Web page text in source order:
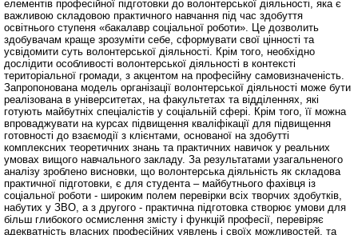
елементів професійної підготовки до волонтерської діяльності, яка є
важливою складовою практичного навчання під час здобуття
освітнього ступеня «бакалавр соціальної роботи». Це дозволить
здобувачам краще зрозуміти себе, сформувати свої цінності та
усвідомити суть волонтерської діяльності. Крім того, необхідно
дослідити особливості волонтерської діяльності в контексті
територіальної громади, з акцентом на професійну самовизначеність.
Запропонована модель організації волонтерської діяльності може бути
реалізована в університетах, на факультетах та відділеннях, які
готують майбутніх спеціалістів у соціальній сфері. Крім того, її можна
впроваджувати на курсах підвищення кваліфікації для підвищення
готовності до взаємодії з клієнтами, основаної на здобутті
комплексних теоретичних знань та практичних навичок у реальних
умовах вищого навчального закладу. За результатами узагальненого
аналізу зроблено висновки, що волонтерська діяльність як складова
практичної підготовки, є для студента – майбутнього фахівця із
соціальної роботи - широким полем перевірки всіх творчих здобутків,
набутих у ЗВО, а з другого - практична підготовка створює умови для
більш глибокого осмислення змісту і функцій професії, перевіряє
адекватність власних професійних уявлень і своїх можливостей, та